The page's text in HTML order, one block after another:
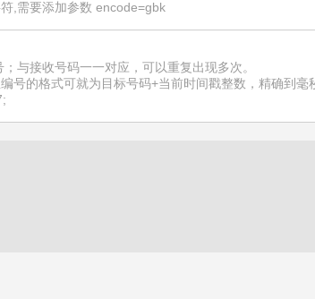
,需要添加参数 encode=gbk
与接收号码一一对应，可以重复出现多次。
号的格式可就为目标号码+当前时间戳整数，精确到毫